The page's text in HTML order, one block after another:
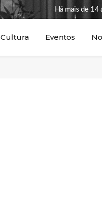
Há mais de
Cultura Eventos